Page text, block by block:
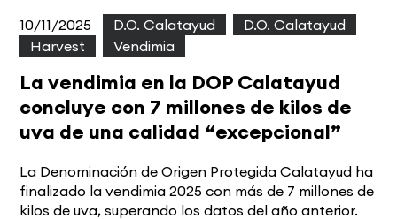
La vendimia en la DOP Calatayud
concluye con 7 millones de kilos de
uva de una calidad “excepcional”
10/11/2025 D.O. Calatayud D.O. Calatayud
Harvest
Vendimia
La Denominación de Origen Protegida Calatayud ha
finalizado la vendimia 2025 con más de 7 millones de
kilos de uva, superando los datos del año anterior.